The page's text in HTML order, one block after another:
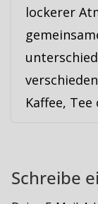
lockerer
Kaffee,
Schreibe